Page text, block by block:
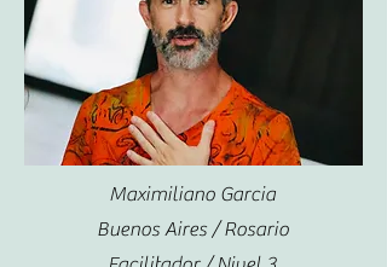
Maximiliano Garcia
Buenos Aires / Rosario